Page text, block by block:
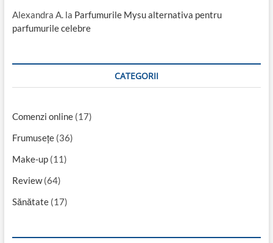
Alexandra A.la Parfumurile Mysu alternativa pentru
parfumurile celebre
CATEGORII
Comenzi online(17)
Frumusețe(36)
Make-up(11)
Review(64)
Sănătate(17)